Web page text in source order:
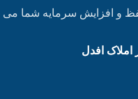
افزایش سرمایه شما می
افدل